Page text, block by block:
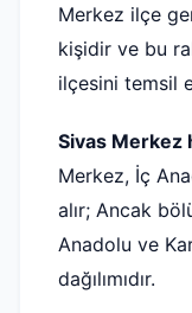
Merkez ilçe
kişidir ve bu
ilçesini temsil
Sivas Merkez
Merkez, İç
alır; Ancak
Anadolu ve
dağılımıdır.